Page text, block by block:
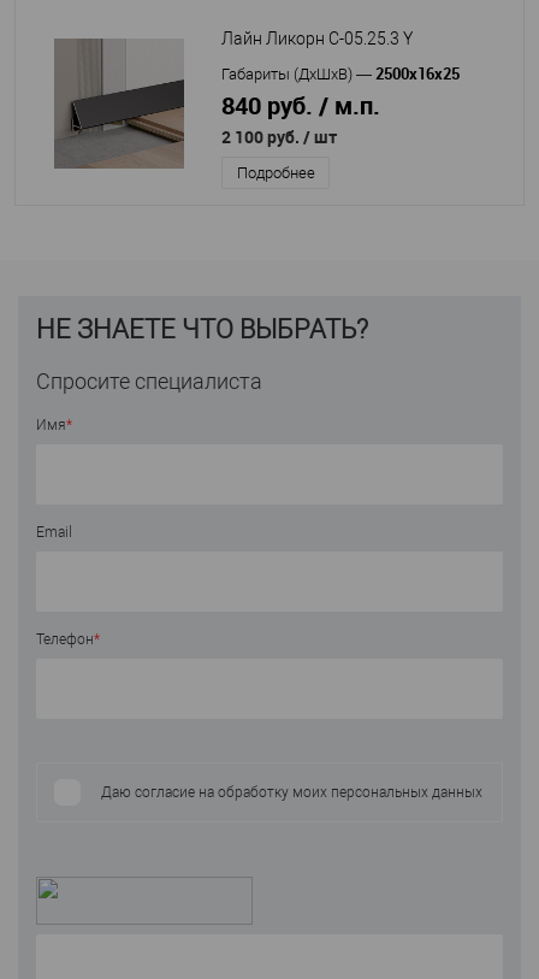
Лайн Ликорн С-05.25.3 Y
Габариты (ДхШхВ) — 2500х16х25
840 руб. / м.п.
2 100 руб. / шт
Подробнее
НЕ ЗНАЕТЕ ЧТО ВЫБРАТЬ?
Спросите специалиста
Имя*
Email
Телефон*
Даю согласие на обработку моих персональных данных